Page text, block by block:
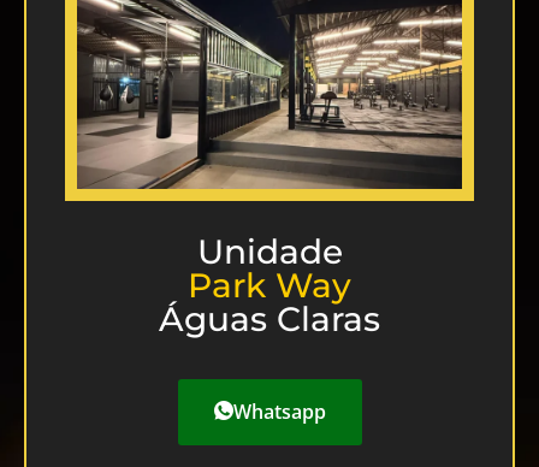
Unidade
Park Way
Águas Claras
Whatsapp